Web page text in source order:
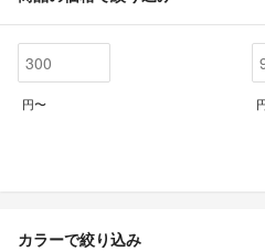
円〜
カラーで絞り込み